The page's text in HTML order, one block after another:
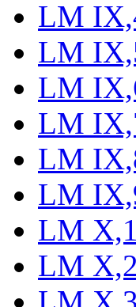
LM
LM
LM
LM
LM
LM
LM X,1
LM X,2